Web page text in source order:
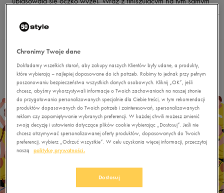
miejscu lubuskim, województwo pomorskie wyprzedziło Kujawy o 4
punkty.
Chronimy Twoje dane
Dokładamy wszelkich starań, aby zakupy naszych Klientów były udane, a produkty,
które wybierają – najlepiej dopasowane do ich potrzeb. Robimy to jednak przy pełnym
poszanowaniu bezpieczeństwa wszystkich danych osobowych. Kliknij „OK”, jeśli
chcesz, abyśmy wykorzystywali informacje o Twoich zachowaniach na naszej stronie
do przygotowania personalizowanych specjalnie dla Ciebie treści, w tym rekomendacji
produktów dopasowanych do Twoich potrzeb i zainteresowań, spersonalizowanych
reklam czy zapamiętywanie wybranych preferencji. W każdej chwili możesz zmienić
swoją decyzję i ustawienia dotyczące plików cookie wybierając „Dostosuj”. Jeśli nie
chcesz otrzymywać spersonalizowanej oferty produktów, dopasowanych do Twoich
preferencji, wybierz „Odrzuć wszystkie”. W celu uzyskania więcej informacji, przeczytaj
naszą
politykę prywatności.
Dostosuj